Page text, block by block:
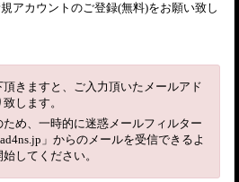
アカウントのご登録(無料)をお願い致し
きますと、ご入力頂いたメールアド
します。
め、一時的に迷惑メールフィルター
」からのメールを受信できるよ
してください。